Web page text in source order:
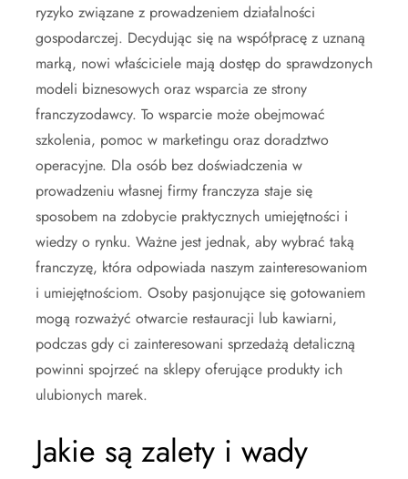
ryzyko związane z prowadzeniem działalności
gospodarczej. Decydując się na współpracę z uznaną
marką, nowi właściciele mają dostęp do sprawdzonych
modeli biznesowych oraz wsparcia ze strony
franczyzodawcy. To wsparcie może obejmować
szkolenia, pomoc w marketingu oraz doradztwo
operacyjne. Dla osób bez doświadczenia w
prowadzeniu własnej firmy franczyza staje się
sposobem na zdobycie praktycznych umiejętności i
wiedzy o rynku. Ważne jest jednak, aby wybrać taką
franczyzę, która odpowiada naszym zainteresowaniom
i umiejętnościom. Osoby pasjonujące się gotowaniem
mogą rozważyć otwarcie restauracji lub kawiarni,
podczas gdy ci zainteresowani sprzedażą detaliczną
powinni spojrzeć na sklepy oferujące produkty ich
ulubionych marek.
Jakie są zalety i wady